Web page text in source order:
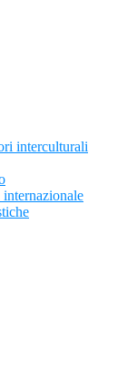
interculturali